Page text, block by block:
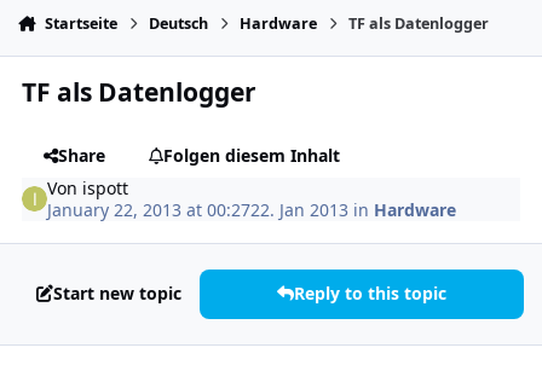
Startseite Deutsch Hardware TF als Datenlogger
TF als Datenlogger
Share
Folgen diesem Inhalt
Von ispott
January 22, 2013 at 00:2722. Jan 2013 in Hardware
Start new topic Reply to this topic